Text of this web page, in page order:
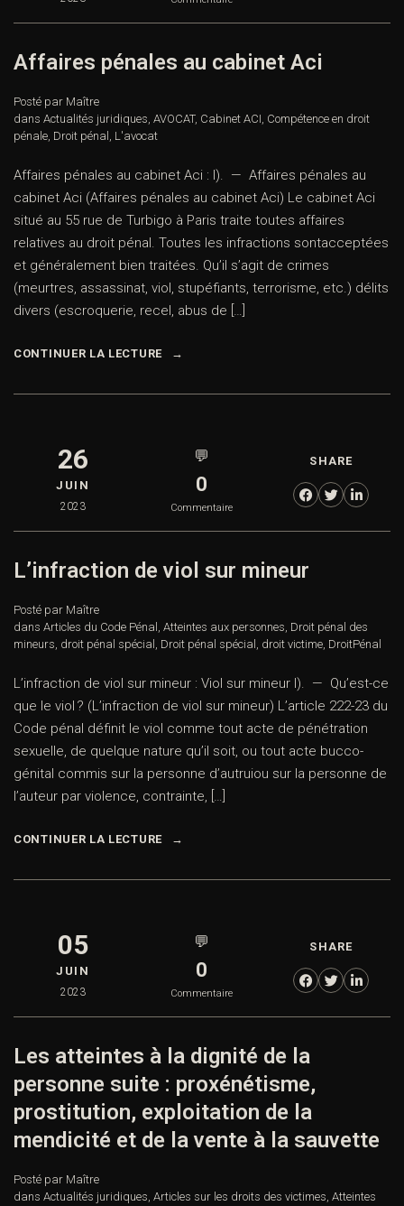
Affaires pénales au cabinet Aci
Posté par Maître
dans Actualités juridiques, AVOCAT, Cabinet ACI, Compétence en droit
pénale, Droit pénal , L'avocat
Affaires pénales au cabinet Aci : I). — Affaires pénales au
cabinet Aci (Affaires pénales au cabinet Aci) Le cabinet Aci
situé au 55 rue de Turbigo à Paris traite toutes affaires
relatives au droit pénal. Toutes les infractions sontacceptées
et généralement bien traitées. Qu’il s’agit de crimes
(meurtres, assassinat, viol, stupéfiants, terrorisme, etc.) délits
divers (escroquerie, recel, abus de […]
CONTINUER LA LECTURE
26
JUIN
2023
💬
0
Commentaire
SHARE
L’infraction de viol sur mineur
Posté par Maître
dans Articles du Code Pénal , Atteintes aux personnes, Droit pénal des
mineurs, droit pénal spécial , Droit pénal spécial , droit victime, DroitPénal
L’infraction de viol sur mineur : Viol sur mineur I). — Qu’est-ce
que le viol ? (L’infraction de viol sur mineur) L’article 222-23 du
Code pénal définit le viol comme tout acte de pénétration
sexuelle, de quelque nature qu’il soit, ou tout acte bucco-
génital commis sur la personne d’autruiou sur la personne de
l’auteur par violence, contrainte, […]
CONTINUER LA LECTURE
05
JUIN
2023
💬
0
Commentaire
SHARE
Les atteintes à la dignité de la
personne suite : proxénétisme,
prostitution, exploitation de la
mendicité et de la vente à la sauvette
Posté par Maître
dans Actualités juridiques, Articles sur les droits des victimes, Atteintes